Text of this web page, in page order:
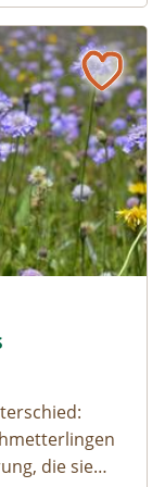
die sie